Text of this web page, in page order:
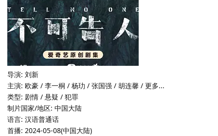
导演: 刘新
主演: 欧豪 / 李一桐 / 杨玏 / 张国强 / 胡连馨 / 更多...
类型: 剧情 / 悬疑 / 犯罪
制片国家/地区: 中国大陆
语言: 汉语普通话
首播: 2024-05-08(中国大陆)